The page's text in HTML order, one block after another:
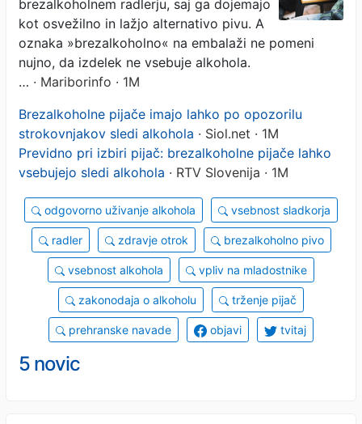
brezalkoholnem radlerju, saj ga dojemajo
kot osvežilno in lažjo alternativo pivu. A
oznaka »brezalkoholno« na embalaži ne pomeni
nujno, da izdelek ne vsebuje alkohola.
… · Mariborinfo · 1M
Brezalkoholne pijače imajo lahko po opozorilu
strokovnjakov sledi alkohola · Siol.net · 1M
Previdno pri izbiri pijač: brezalkoholne pijače lahko
vsebujejo sledi alkohola · RTV Slovenija · 1M
odgovorno uživanje alkohola vsebnost sladkorja
radler zdravje otrok brezalkoholno pivo
vsebnost alkohola vpliv na mladostnike
zakonodaja o alkoholu trženje pijač
prehranske navade objavi tvitaj
5 novic